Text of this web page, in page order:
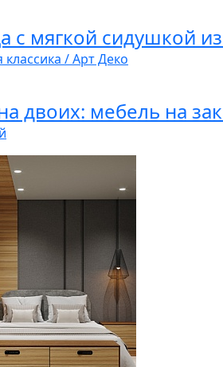
с мягкой сидушкой
/ Арт Деко
двоих: мебель на